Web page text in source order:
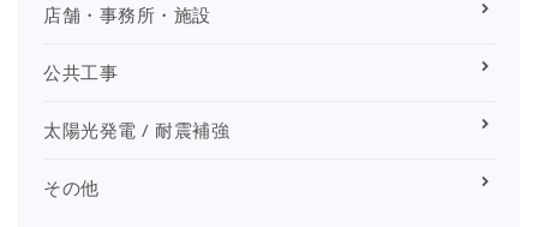
店舗・事務所・施設
公共工事
太陽光発電 / 耐震補強
その他